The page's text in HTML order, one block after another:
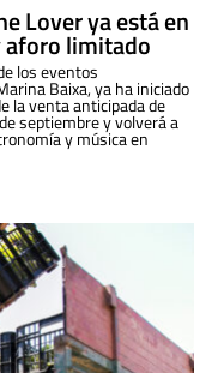
Lover ya está en
aforo limitado
los eventos
Baixa, ya ha iniciado
la venta anticipada de
septiembre y volverá a
y música en